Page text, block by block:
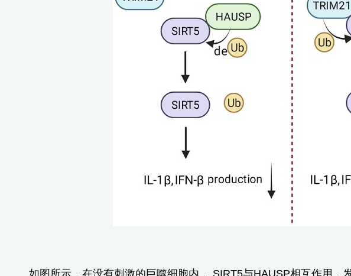
如图所示，在没有刺激的巨噬细胞内， SIRT5与HAUSP相互作用，